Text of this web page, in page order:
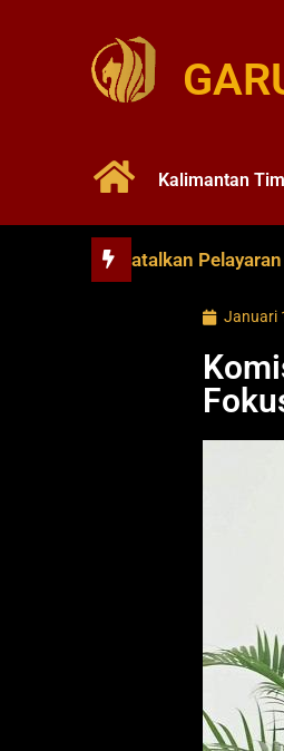
Kalimantan
Soya Batalkan Pelayaran ke
Januari